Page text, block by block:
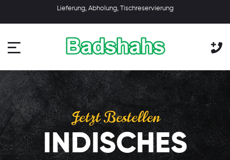
Lieferung, Abholung, Tischreservierung
Jetzt Bestellen
INDISCHES